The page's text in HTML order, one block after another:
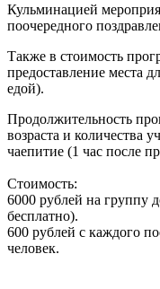
Кульминацией
поочередного
Также в стоимость
предоставление места
едой).
Продолжительность
возраста и количества
чаепитие (1 час после
Стоимость:
6000 рублей на группу
бесплатно).
600 рублей с каждого
человек.